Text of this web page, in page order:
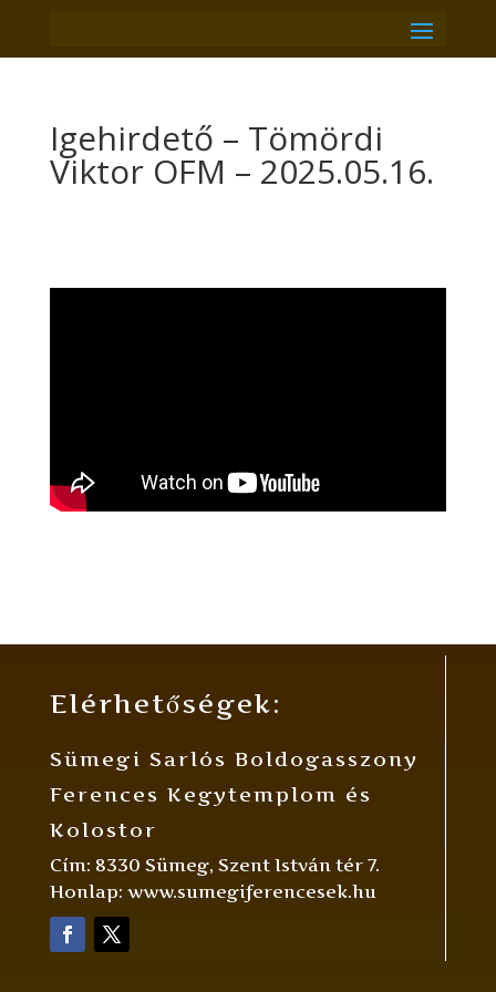
Igehirdető – Tömördi
Viktor OFM – 2025.05.16.
Elérhetőségek:
Sümegi Sarlós Boldogasszony
Ferences Kegytemplom és
Kolostor
Cím: 8330 Sümeg, Szent István tér 7.
Honlap: www.sumegiferencesek.hu